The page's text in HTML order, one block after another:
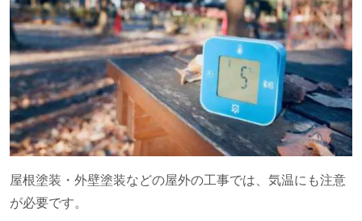
屋根塗装・外壁塗装などの屋外の工事では、気温にも注意
が必要です。